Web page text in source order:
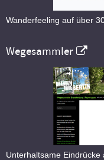
Wanderfeeling auf über
Wegesammler
Unterhaltsame